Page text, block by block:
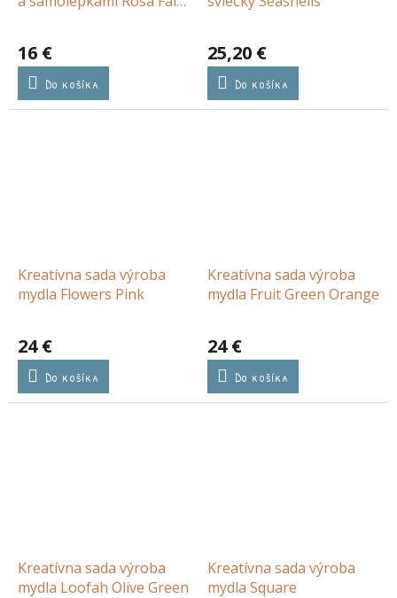
16 €
Do košíka
25,20 €
Do košíka
Kreatívna sada výroba
mydla Flowers Pink
24 €
Do košíka
Kreatívna sada výroba
mydla Fruit Green Orange
24 €
Do košíka
Kreatívna sada výroba
mydla Loofah Olive Green
Kreatívna sada výroba
mydla Square